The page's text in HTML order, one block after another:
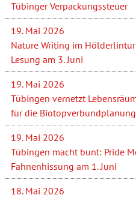
Tübinger Verpackungssteuer
19. Mai 2026
Nature Writing im
Lesung am 3. Juni
19. Mai 2026
Tübingen vernetzt
für die Biotopverbundplanung
19. Mai 2026
Tübingen macht bunt: Pride
Fahnenhissung am 1. Juni
18. Mai 2026